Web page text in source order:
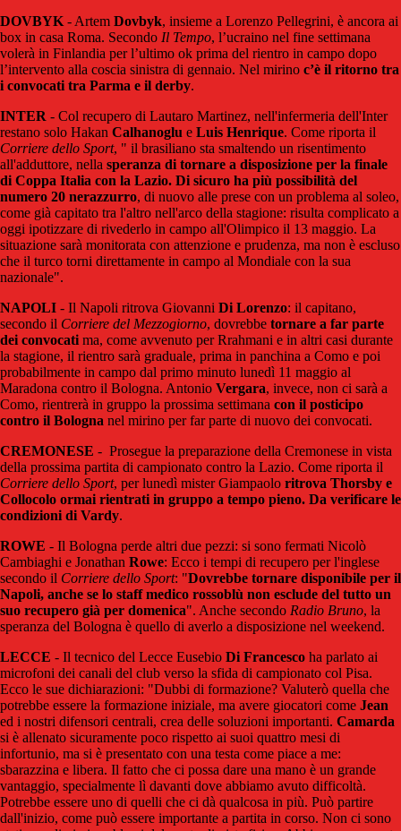
DOVBYK - Artem Dovbyk, insieme a Lorenzo Pellegrini, è ancora ai
box in casa Roma. Secondo Il Tempo, l’ucraino nel fine settimana
volerà in Finlandia per l’ultimo ok prima del rientro in campo dopo
l’intervento alla coscia sinistra di gennaio. Nel mirino c’è il ritorno tra
i convocati tra Parma e il derby.
INTER - Col recupero di Lautaro Martinez, nell'infermeria dell'Inter
restano solo Hakan Calhanoglu e Luis Henrique. Come riporta il
Corriere dello Sport, " il brasiliano sta smaltendo un risentimento
all'adduttore, nella speranza di tornare a disposizione per la finale
di Coppa Italia con la Lazio. Di sicuro ha più possibilità del
numero 20 nerazzurro, di nuovo alle prese con un problema al soleo,
come già capitato tra l'altro nell'arco della stagione: risulta complicato a
oggi ipotizzare di rivederlo in campo all'Olimpico il 13 maggio. La
situazione sarà monitorata con attenzione e prudenza, ma non è escluso
che il turco torni direttamente in campo al Mondiale con la sua
nazionale".
NAPOLI - Il Napoli ritrova Giovanni Di Lorenzo: il capitano,
secondo il Corriere del Mezzogiorno, dovrebbe tornare a far parte
dei convocati ma, come avvenuto per Rrahmani e in altri casi durante
la stagione, il rientro sarà graduale, prima in panchina a Como e poi
probabilmente in campo dal primo minuto lunedì 11 maggio al
Maradona contro il Bologna. Antonio Vergara, invece, non ci sarà a
Como, rientrerà in gruppo la prossima settimana con il posticipo
contro il Bologna nel mirino per far parte di nuovo dei convocati.
CREMONESE - Prosegue la preparazione della Cremonese in vista
della prossima partita di campionato contro la Lazio. Come riporta il
Corriere dello Sport, per lunedì mister Giampaolo ritrova Thorsby e
Collocolo ormai rientrati in gruppo a tempo pieno. Da verificare le
condizioni di Vardy.
ROWE - Il Bologna perde altri due pezzi: si sono fermati Nicolò
Cambiaghi e Jonathan Rowe: Ecco i tempi di recupero per l'inglese
secondo il Corriere dello Sport: "Dovrebbe tornare disponibile per il
Napoli, anche se lo staff medico rossoblù non esclude del tutto un
suo recupero già per domenica". Anche secondo Radio Bruno, la
speranza del Bologna è quello di averlo a disposizione nel weekend.
LECCE - Il tecnico del Lecce Eusebio Di Francesco ha parlato ai
microfoni dei canali del club verso la sfida di campionato col Pisa.
Ecco le sue dichiarazioni: "Dubbi di formazione? Valuterò quella che
potrebbe essere la formazione iniziale, ma avere giocatori come Jean
ed i nostri difensori centrali, crea delle soluzioni importanti. Camarda
si è allenato sicuramente poco rispetto ai suoi quattro mesi di
infortunio, ma si è presentato con una testa come piace a me:
sbarazzina e libera. Il fatto che ci possa dare una mano è un grande
vantaggio, specialmente lì davanti dove abbiamo avuto difficoltà.
Potrebbe essere uno di quelli che ci dà qualcosa in più. Può partire
dall'inizio, come può essere importante a partita in corso. Non ci sono